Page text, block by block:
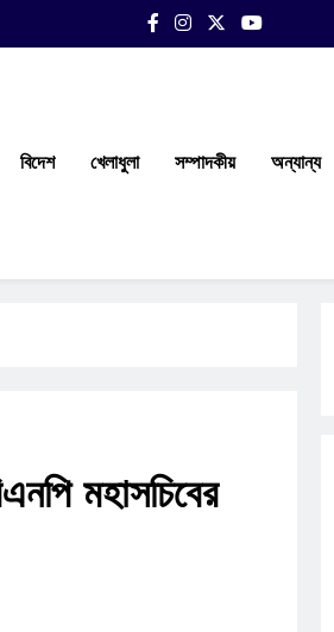
বিদেশ খেলাধুলা সম্পাদকীয় অন্যান্য
মহাসচিবের